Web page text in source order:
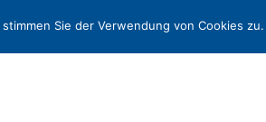
Sie der Verwendung von Cookies zu.